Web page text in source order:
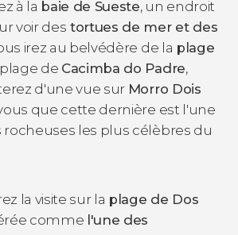
à la baie de Sueste, un endroit
voir des tortues de mer et des
irez au belvédère de la plage
de Cacimba do Padre,
d'une vue sur Morro Dois
vous que cette dernière est l'une
les plus célèbres du
la visite sur la plage de Dos
comme l'une des